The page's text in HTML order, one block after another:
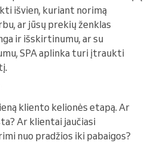
išvien, kuriant norimą
ar jūsų prekių ženklas
ir išskirtinumu, ar su
SPA aplinka turi įtraukti
kliento kelionės etapą. Ar
Ar klientai jaučiasi
nuo pradžios iki pabaigos?